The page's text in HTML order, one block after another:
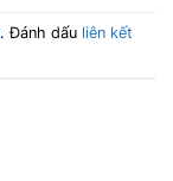
. Đánh dấu liên kết